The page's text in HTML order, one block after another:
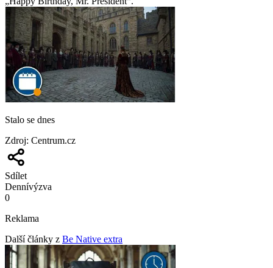
Stalo se dnes
Zdroj: Centrum.cz
Sdílet
Dennívýzva
0
Reklama
Další články z Be Native extra